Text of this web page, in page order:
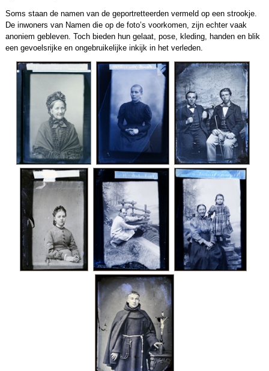
Soms staan de namen van de geportretteerden vermeld op een strookje.
De inwoners van Namen die op de foto’s voorkomen, zijn echter vaak
anoniem gebleven. Toch bieden hun gelaat, pose, kleding, handen en blik
een gevoelsrijke en ongebruikelijke inkijk in het verleden.